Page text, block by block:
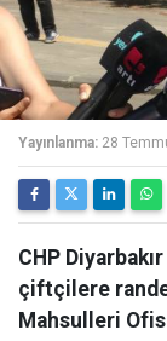
Yayınlanma: 28
CHP
çiftçilere
Mahsulleri